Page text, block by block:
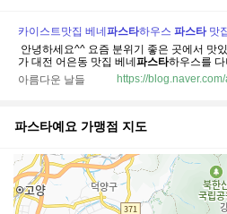
카이스트맛집 베네 파스타하우스 파스타맛
안녕하세요^^ 요즘 분위기 좋은 곳에서 맛
가 대전 어은동 맛집 베네 파스타하우스를
까워 학생뿐 아니라 직장인, 연인들의 발길
방문해 보니 음식은 물론 분위기까지 만족
아름다운 날들 https://
파스타예요 가맹점 지도